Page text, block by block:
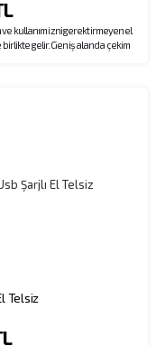
kullanım izni gerektirmeyen el
gelir. Geniş alanda çekim
Telsiz